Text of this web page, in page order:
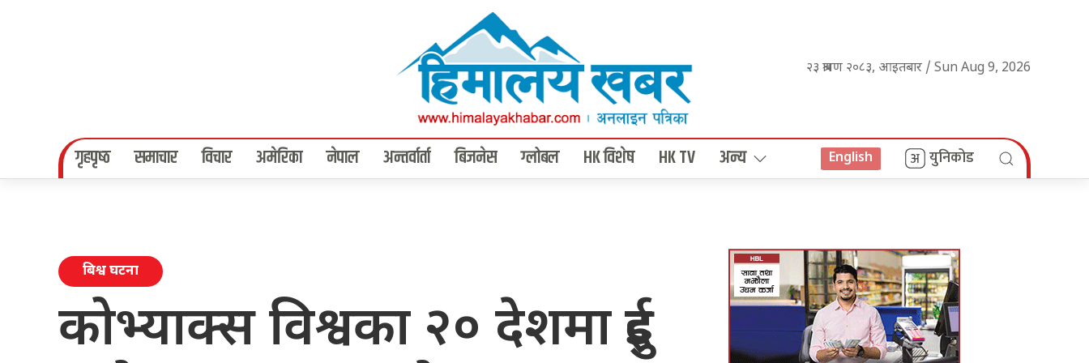
२३ श्रावण २०८३, आइतबार / Sun Aug 9, 2026
गृहपृष्‍ठ समाचार विचार अमेरिका नेपाल अन्तर्वार्ता बिजनेस ग्लोबल HK विशेष HK TV अन्य English युनिकोड
बिश्व घटना
कोभ्याक्स विश्वका २० देशमा दुई